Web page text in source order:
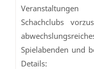
Schachclubs
Spielabenden und
Details: